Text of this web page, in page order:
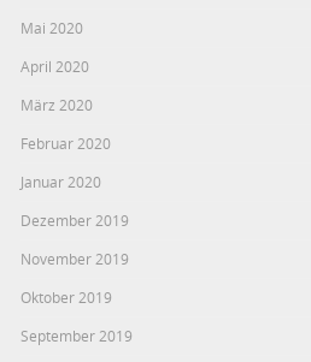
Mai 2020
April 2020
März 2020
Februar 2020
Januar 2020
Dezember 2019
November 2019
Oktober 2019
September 2019